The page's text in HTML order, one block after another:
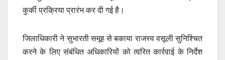
कुर्की प्रक्रिया प्रारंभ कर दी गई है।
जिलाधिकारी ने सुभारती समूह से बकाया राजस्व वसूली सुनिश्चित
करने के लिए संबंधित अधिकारियों को त्वरित कार्रवाई के निर्देश